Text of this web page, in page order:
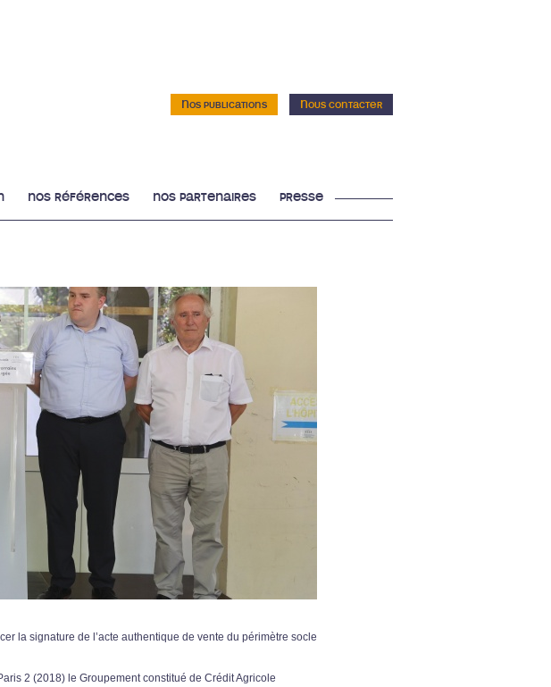
Nos publications Nous contacter
nos références nos partenaires presse
la signature de l’acte authentique de vente du périmètre socle
2 (2018) le Groupement constitué de Crédit Agricole